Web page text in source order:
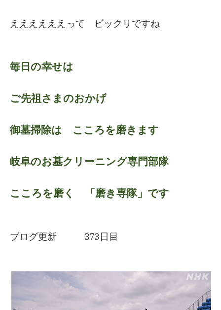
ええええええって ビックリですね
毎日の幸せは
ご先祖さまのおかげ
御墓掃除は こころを磨きます
岐阜のお墓クリーニング専門部隊
こころを磨く 「磨き専隊」です
ブログ更新 373日目